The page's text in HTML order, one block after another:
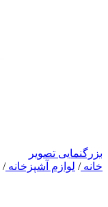
بزرگنمایی تصویر
خانه/ لوازم آشپزخانه/